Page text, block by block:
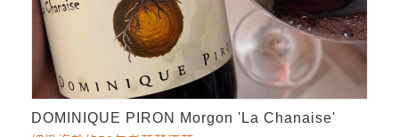
DOMINIQUE PIRON Morgon 'La Chanaise'